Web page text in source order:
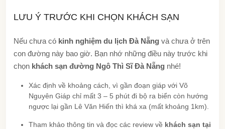
LƯU Ý TRƯỚC KHI CHỌN KHÁCH SẠN
Nếu chưa có kinh nghiệm du lịch Đà Nẵng và chưa ở trên
con đường này bao giờ. Bạn nhớ những điều này trước khi
chọn khách sạn đường Ngô Thì Sĩ Đà Nẵng nhé!
Xác định về khoảng cách, vì gần đoạn giáp với Võ
Nguyên Giáp chỉ mất 3 – 5 phút đi bộ ra biển còn hướng
ngược lại gần Lê Văn Hiến thì khá xa (mất khoảng 1km).
Tham khảo thông tin và đọc các review về khách sạn tại